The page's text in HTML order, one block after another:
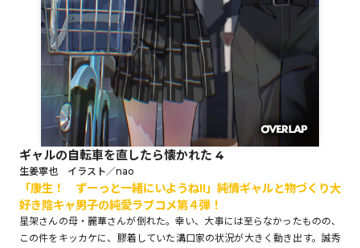
ロサージュノベルス
コミックガルド
コミッククリエ
ギャルの自転車を直したら懐かれた 4
生姜寧也 イラスト／nao
「康生！ ずーっと一緒にいようね!!」純情ギャルと物づくり大
好き陰キャ男子の純愛ラブコメ第４弾！
星架さんの母・麗華さんが倒れた。幸い、大事には至らなかったものの、
この件をキッカケに、膠着していた溝口家の状況が大きく動き出す。誠秀